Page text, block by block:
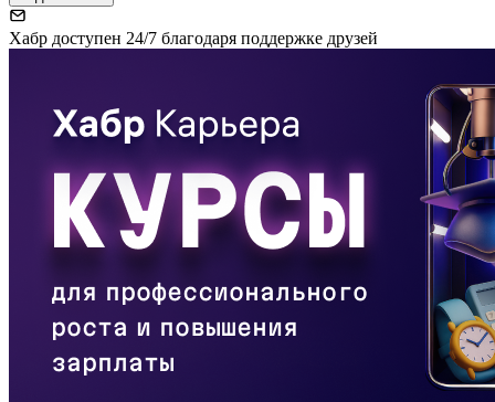
Хабр доступен 24/7 благодаря поддержке друзей